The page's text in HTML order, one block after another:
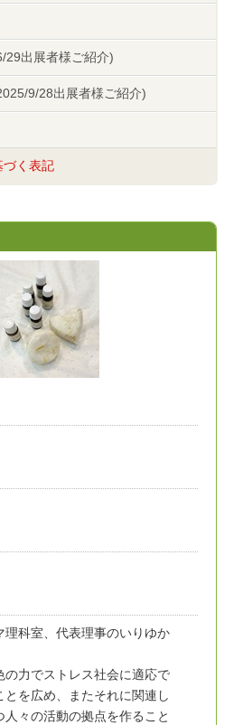
29出展者様ご紹介)
9/28出展者様ご紹介)
づく表記
理科室、代表理事のいりゆか
の力でストレス社会に適応で
とを広め、またそれに関連し
人々の活動の拠点を作ること